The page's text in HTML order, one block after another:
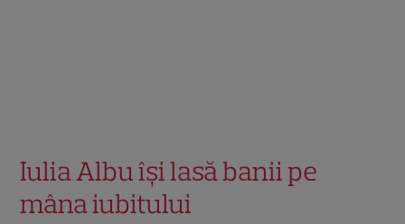
Iulia Albu își lasă banii pe
mâna iubitului